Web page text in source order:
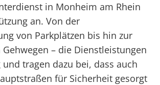
in Monheim am Rhein
an. Von der
von Parkplätzen bis hin zur
– die Dienstleistungen
tragen dazu bei, dass auch
für Sicherheit gesorgt